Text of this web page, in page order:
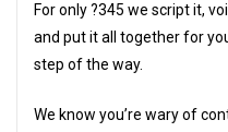
For only ?345 we script it,
and put it all together for
step of the way.
We know you’re wary of